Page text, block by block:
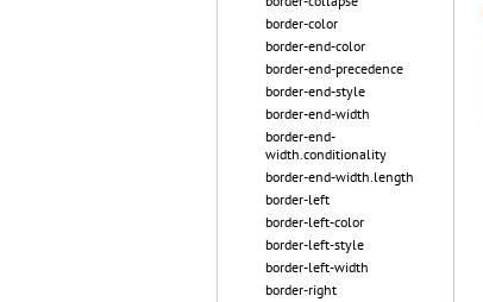
border-color
border-end-color
border-end-precedence
border-end-style
border-end-width
border-end-
width.conditionality
border-end-width.length
border-left
border-left-color
border-left-style
border-left-width
border-right